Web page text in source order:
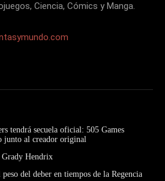
Ciencia, Cómics y Manga.
tendrá secuela oficial: 505 Games
junto al creador original
Grady Hendrix
del deber en tiempos de la Regencia